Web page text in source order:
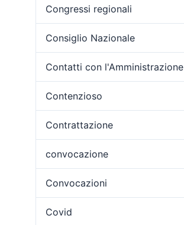
Congressi regionali
Consiglio Nazionale
Contatti con l'Amministrazione
Contenzioso
Contrattazione
convocazione
Convocazioni
Covid